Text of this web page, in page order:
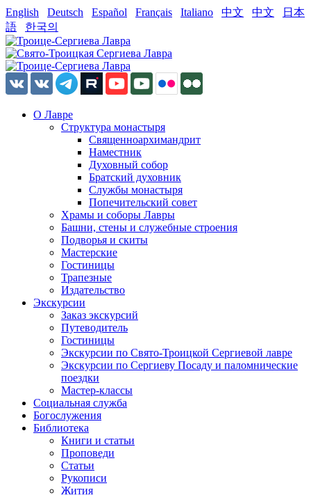
English Deutsch Español Français Italiano 中文 中文
日本
語
한국의
О Лавре
Структура монастыря
Священноархимандрит
Наместник
Духовный собор
Братский духовник
Службы монастыря
Попечительский совет
Храмы и соборы Лавры
Башни, стены и служебные строения
Подворья и скиты
Мастерские
Гостиницы
Трапезные
Издательство
Экскурсии
Заказ экскурсий
Путеводитель
Гостиницы
Экскурсии по Свято-Троицкой Сергиевой лавре
Экскурсии по Сергиеву Посаду и паломнические
поездки
Мастер-классы
Социальная служба
Богослужения
Библиотека
Книги и статьи
Проповеди
Статьи
Рукописи
Жития